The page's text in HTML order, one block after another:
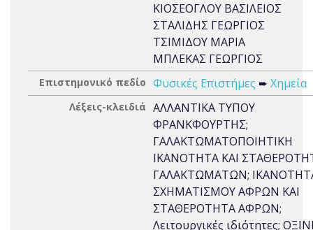
ΚΙΟΣΕΟΓΛΟΥ ΒΑΣΙΛΕΙΟΣ
ΣΤΑΛΙΔΗΣ ΓΕΩΡΓΙΟΣ
ΤΣΙΜΙΔΟΥ ΜΑΡΙΑ
ΜΠΛΕΚΑΣ ΓΕΩΡΓΙΟΣ
Επιστημονικό πεδίο Φυσικές Επιστήμες ➨ Χημεία
Λέξεις-κλειδιά ΑΛΛΑΝΤΙΚΑ ΤΥΠΟΥ
ΦΡΑΝΚΦΟΥΡΤΗΣ;
ΓΑΛΑΚΤΩΜΑΤΟΠΟΙΗΤΙΚΗ
ΙΚΑΝΟΤΗΤΑ ΚΑΙ
ΓΑΛΑΚΤΩΜΑΤΩΝ;
ΣΧΗΜΑΤΙΣΜΟΥ ΑΦΡΩΝ ΚΑΙ
ΣΤΑΘΕΡΟΤΗΤΑ ΑΦΡΩΝ;
Λειτουργικές ιδιότητες;